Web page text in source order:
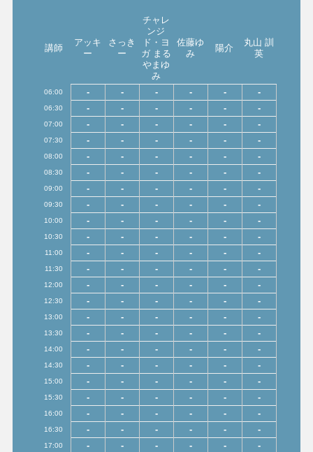
講師
アッキ
ー
さっき
ー
チャレ
ンジ
ド・ヨ
ガ まる
やまゆ
み
佐藤ゆ
み
陽介
丸山 訓
英
06:00 - - - - - -
06:30 - - - - - -
07:00 - - - - - -
07:30 - - - - - -
08:00 - - - - - -
08:30 - - - - - -
09:00 - - - - - -
09:30 - - - - - -
10:00 - - - - - -
10:30 - - - - - -
11:00 - - - - - -
11:30 - - - - - -
12:00 - - - - - -
12:30 - - - - - -
13:00 - - - - - -
13:30 - - - - - -
14:00 - - - - - -
14:30 - - - - - -
15:00 - - - - - -
15:30 - - - - - -
16:00 - - - - - -
16:30 - - - - - -
17:00 - - - - - -